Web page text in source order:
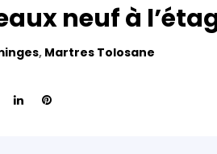
neuf à
, Martres Tolosane